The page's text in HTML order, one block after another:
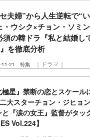
夫婦”から人生逆転で“
・ウシク×チョン・ソミ
須の韓ドラ『私と結婚し
を徹底分析
21 特集 ｜ドラマ｜
極星』禁断の恋とスケー
大スターチョン・ジヒョ
と『涙の女王』監督がタッ
Vol.224】